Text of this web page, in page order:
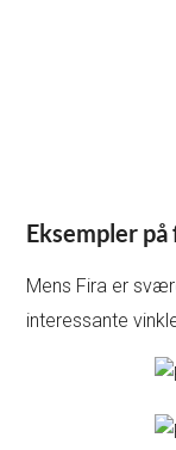
Eksempler
Mens Fira er
interessante